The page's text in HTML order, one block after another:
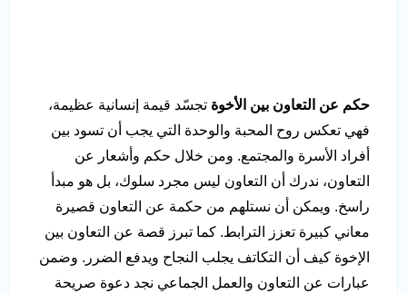
حكم عن التعاون بين الأخوة تجسّد قيمة إنسانية عظيمة،
فهي تعكس روح المحبة والوحدة التي يجب أن تسود بين
أفراد الأسرة والمجتمع. ومن خلال حكم وأشعار عن
التعاون، ندرك أن التعاون ليس مجرد سلوك، بل هو مبدأ
راسخ. ويمكن أن نستلهم من حكمة عن التعاون قصيرة
معاني كبيرة تعزز الترابط. كما تبرز قصة عن التعاون بين
الإخوة كيف أن التكاتف يجلب النجاح ويدفع الضرر. وضمن
عبارات عن التعاون والعمل الجماعي نجد دعوة صريحة